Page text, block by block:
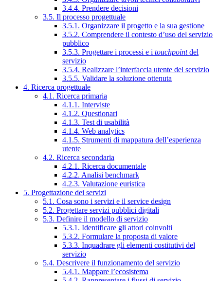
3.4.4. Prendere decisioni
3.5. Il processo progettuale
3.5.1. Organizzare il progetto e la sua gestione
3.5.2. Comprendere il contesto d’uso del servizio
pubblico
3.5.3. Progettare i processi e i touchpointdel
servizio
3.5.4. Realizzare l’interfaccia utente del servizio
3.5.5. Validare la soluzione ottenuta
4. Ricerca progettuale
4.1. Ricerca primaria
4.1.1. Interviste
4.1.2. Questionari
4.1.3. Test di usabilità
4.1.4. Web analytics
4.1.5. Strumenti di mappatura dell’esperienza
utente
4.2. Ricerca secondaria
4.2.1. Ricerca documentale
4.2.2. Analisi benchmark
4.2.3. Valutazione euristica
5. Progettazione dei servizi
5.1. Cosa sono i servizi e il service design
5.2. Progettare servizi pubblici digitali
5.3. Definire il modello di servizio
5.3.1. Identificare gli attori coinvolti
5.3.2. Formulare la proposta di valore
5.3.3. Inquadrare gli elementi costitutivi del
servizio
5.4. Descrivere il funzionamento del servizio
5.4.1. Mappare l’ecosistema